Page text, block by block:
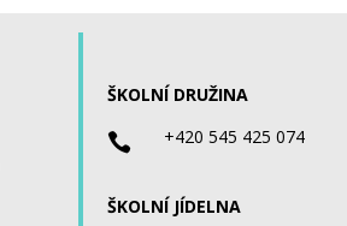
ŠKOLNÍ DRUŽINA
 +420 545 425 074
ŠKOLNÍ JÍDELNA